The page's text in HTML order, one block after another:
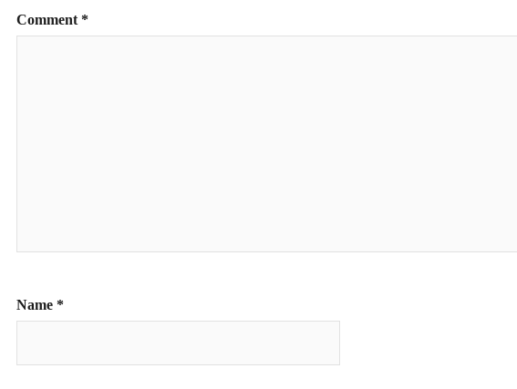
Comment *
Name *